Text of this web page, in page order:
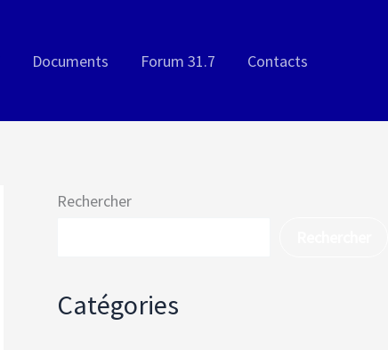
Documents Forum 31.7 Contacts
Rechercher
Catégories